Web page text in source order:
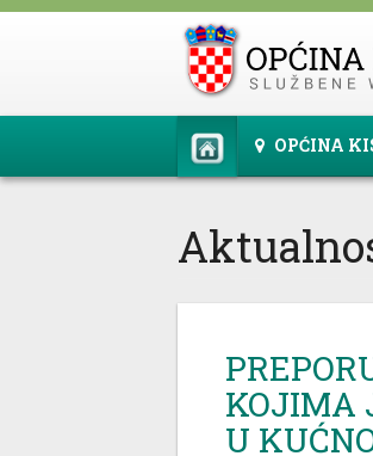
OPĆINA
KOJIMA
U